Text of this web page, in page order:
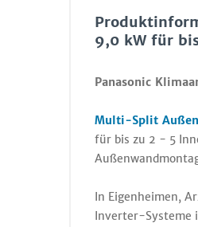
9,0 kW für
Panasonic
Multi-Split
für bis zu 2 - 5
In Eigenheimen,
Inverter-Systeme